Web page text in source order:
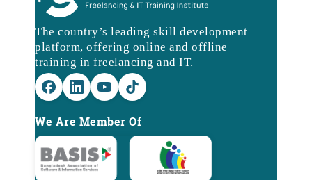
The country’s leading skill development
platform, offering online and offline
training in freelancing and IT.
We Are Member Of